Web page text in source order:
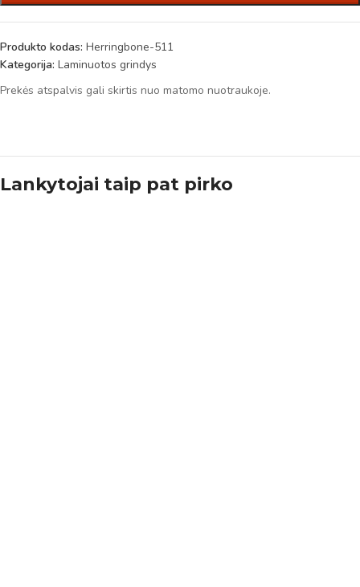
Produkto kodas: Herringbone-511
Kategorija: Laminuotos grindys
Prekės atspalvis gali skirtis nuo matomo nuotraukoje.
Lankytojai taip pat pirko